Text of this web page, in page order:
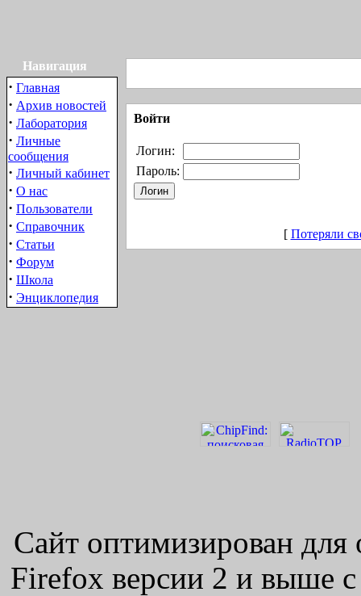
Навигация
· Главная
· Архив новостей
· Лаборатория
· Личные
сообщения
· Личный кабинет
· О нас
· Пользователи
· Справочник
· Статьи
· Форум
· Школа
· Энциклопедия
Войти
Логин:
Пароль:
[ Потеряли
Сайт оптимизирован для
Firefox версии 2 и выше